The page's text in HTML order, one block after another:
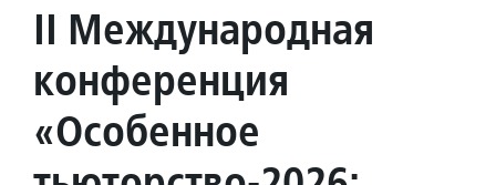
II Международная
конференция
«Особенное